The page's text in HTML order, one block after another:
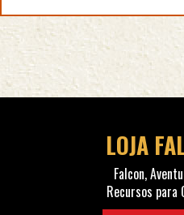
LOJA
Falcon,
Recursos para